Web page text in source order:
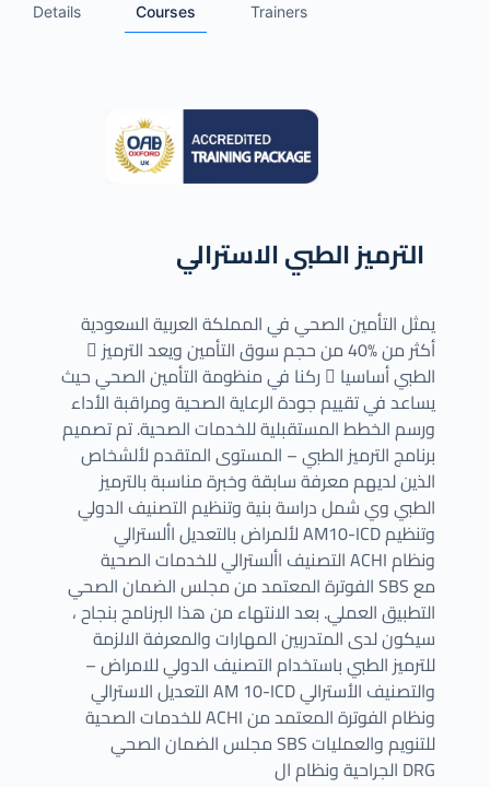
Details Courses Trainers
الترميز الطبي الاسترالي
يمثل التأمين الصحي في المملكة العربية السعودية
أكثر من %40 من حجم سوق التأمين ويعد الترميز ً
الطبي أساسيا ً ركنا في منظومة التأمين الصحي حيث
يساعد في تقييم جودة الرعاية الصحية ومراقبة الأداء
ورسم الخطط المستقبلية للخدمات الصحية. تم تصميم
برنامج الترميز الطبي – المستوى المتقدم لألشخاص
الذين لديهم معرفة سابقة وخبرة مناسبة بالترميز
الطبي وي شمل دراسة بنية وتنظيم التصنيف الدولي
لألمراض بالتعديل األسترالي AM10-ICD وتنظيم
التصنيف األسترالي للخدمات الصحية ACHI ونظام
الفوترة المعتمد من مجلس الضمان الصحي SBS مع
التطبيق العملي. بعد الانتهاء من هذا البرنامج بنجاح ،
سيكون لدى المتدربين المهارات والمعرفة الالزمة
للترميز الطبي باستخدام التصنيف الدولي للامراض –
التعديل الاسترالي AM 10-ICD والتصنيف الأسترالي
للخدمات الصحية ACHI ونظام الفوترة المعتمد من
مجلس الضمان الصحي SBS للتنويم والعمليات
الجراحية ونظام ال DRG